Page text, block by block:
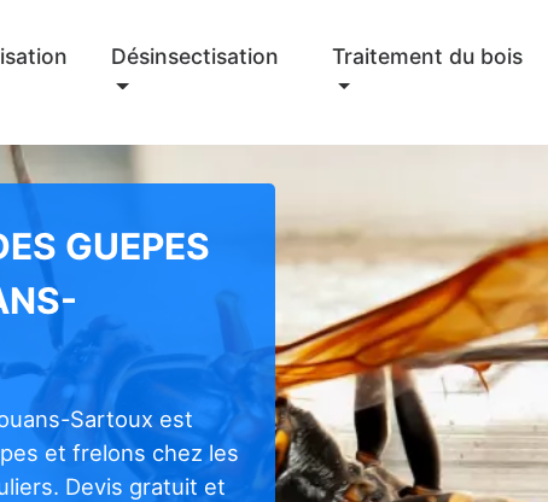
Désinsectisation Traitement du bois
GUEPES
Sartoux est
et frelons chez les
Devis gratuit et